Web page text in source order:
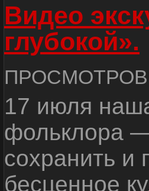
Видео
глубокой».
ПРОСМОТРОВ
17 июля
фольклора
сохранить и
бесценное